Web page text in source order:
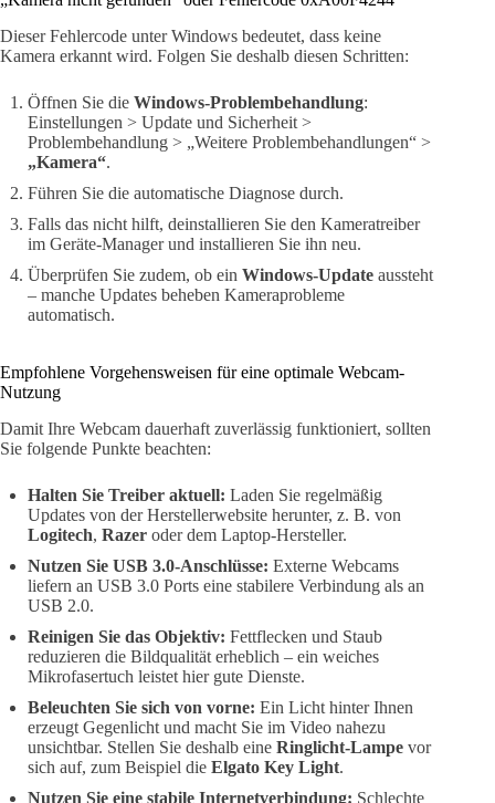
Dieser Fehlercode unter Windows bedeutet, dass keine
Kamera erkannt wird. Folgen Sie deshalb diesen Schritten:
Öffnen Sie die Windows-Problembehandlung:
Einstellungen > Update und Sicherheit >
Problembehandlung > „Weitere Problembehandlungen“ >
„Kamera“.
Führen Sie die automatische Diagnose durch.
Falls das nicht hilft, deinstallieren Sie den Kameratreiber
im Geräte-Manager und installieren Sie ihn neu.
Überprüfen Sie zudem, ob ein Windows-Update aussteht
– manche Updates beheben Kameraprobleme
automatisch.
Empfohlene Vorgehensweisen für eine optimale Webcam-
Nutzung
Damit Ihre Webcam dauerhaft zuverlässig funktioniert, sollten
Sie folgende Punkte beachten:
Halten Sie Treiber aktuell: Laden Sie regelmäßig
Updates von der Herstellerwebsite herunter, z. B. von
Logitech, Razer oder dem Laptop-Hersteller.
Nutzen Sie USB 3.0-Anschlüsse: Externe Webcams
liefern an USB 3.0 Ports eine stabilere Verbindung als an
USB 2.0.
Reinigen Sie das Objektiv: Fettflecken und Staub
reduzieren die Bildqualität erheblich – ein weiches
Mikrofasertuch leistet hier gute Dienste.
Beleuchten Sie sich von vorne: Ein Licht hinter Ihnen
erzeugt Gegenlicht und macht Sie im Video nahezu
unsichtbar. Stellen Sie deshalb eine Ringlicht-Lampe vor
sich auf, zum Beispiel die Elgato Key Light.
Nutzen Sie eine stabile Internetverbindung: Schlechte